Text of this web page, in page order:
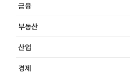
금융
부동산
산업
경제